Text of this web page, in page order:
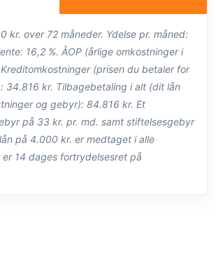
kr. over 72 måneder. Ydelse pr. måned:
16,2 %. ÅOP (årlige omkostninger i
Kreditomkostninger (prisen du betaler for
34.816 kr. Tilbagebetaling i alt (dit lån
og gebyr): 84.816 kr. Et
på 33 kr. pr. md. samt stiftelsesgebyr
på 4.000 kr. er medtaget i alle
14 dages fortrydelsesret på